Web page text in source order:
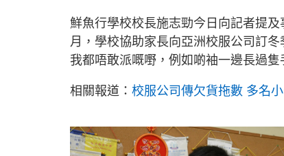
鮮魚行學校校長施志勁今日向記者提
月，學校協助家長向亞洲校服公司訂
我都唔敢派嘅嘢，例如啲袖一邊長過
相關報道： 校服公司傳欠貨拖數 多名